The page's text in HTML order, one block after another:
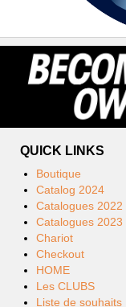
QUICK LINKS
Boutique
Catalog 2024
Catalogues 2022
Catalogues 2023
Chariot
Checkout
HOME
Les CLUBS
Liste de souhaits